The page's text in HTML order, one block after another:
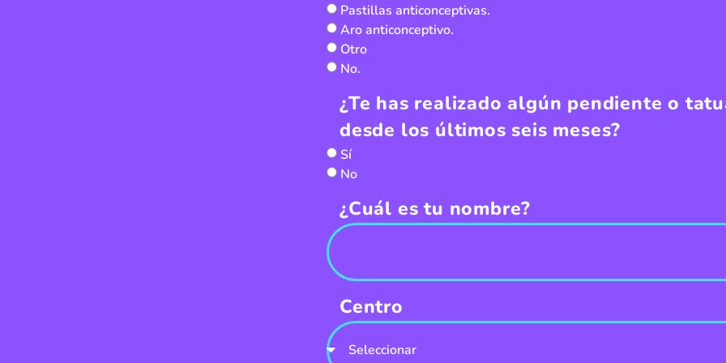
Pastillas anticonceptivas.
Aro anticonceptivo.
Otro
No.
¿Te has realizado algún pendiente o
desde los últimos seis meses?
Sí
No
¿Cuál es tu nombre?
Centro